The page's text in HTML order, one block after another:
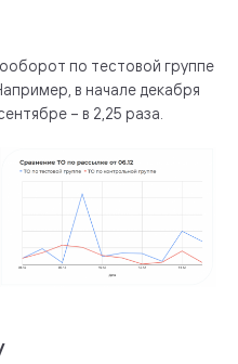
по тестовой группе
в начале декабря
– в 2,25 раза.